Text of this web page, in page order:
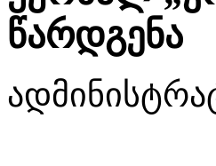
წარდგენა